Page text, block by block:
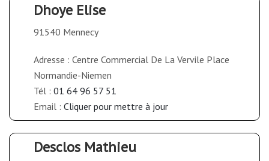
Dhoye Elise
91540 Mennecy
Adresse : Centre Commercial De La Vervile Place
Normandie-Niemen
Tél : 01 64 96 57 51
Email : Cliquer pour mettre à jour
Desclos Mathieu